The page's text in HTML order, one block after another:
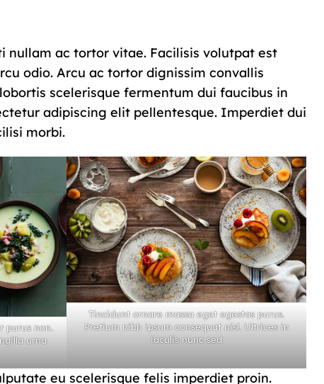
nullam ac tortor vitae. Facilisis volutpat est
odio. Arcu ac tortor dignissim convallis
scelerisque fermentum dui faucibus in
adipiscing elit pellentesque. Imperdiet dui
morbi.
purus non.
urna
Tincidunt ornare massa eget egestas purus.
Pretium nibh ipsum consequat nisl. Ultrices in
iaculis nunc sed
eu scelerisque felis imperdiet proin.